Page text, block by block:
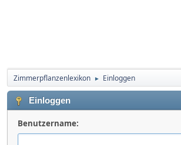
Zimmerpflanzenlexikon ► Einloggen
Einloggen
Benutzername: